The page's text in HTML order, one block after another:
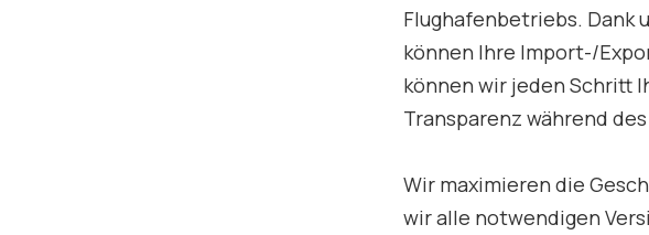
Flughafenbetriebs. Dank
können Ihre Import-/
können wir jeden Schritt
Transparenz während
Wir maximieren die
wir alle notwendigen